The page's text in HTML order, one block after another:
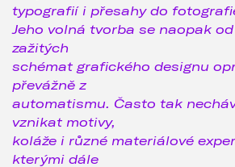
typografií i přesahy do
Jeho volná tvorba se naopak
zažitých
schémat grafického designu
převážně z
automatismu. Často tak
vznikat motivy,
koláže i různé materiálové
kterými dále